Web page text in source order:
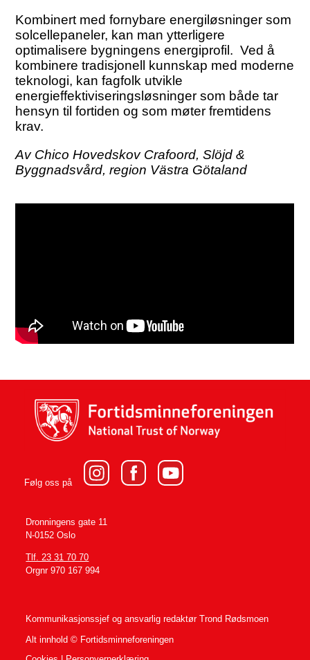
Kombinert med fornybare energiløsninger som
solcellepaneler, kan man ytterligere
optimalisere bygningens energiprofil. Ved å
kombinere tradisjonell kunnskap med moderne
teknologi, kan fagfolk utvikle
energieffektiviseringsløsninger som både tar
hensyn til fortiden og som møter fremtidens
krav.
Av Chico Hovedskov Crafoord, Slöjd &
Byggnadsvård, region Västra Götaland
Følg oss på
Dronningens gate 11
N-0152 Oslo
Tlf. 23 31 70 70
Orgnr 970 167 994
Kommunikasjonssjef og ansvarlig redaktørTrond Rødsmoen
Alt innhold © Fortidsminneforeningen